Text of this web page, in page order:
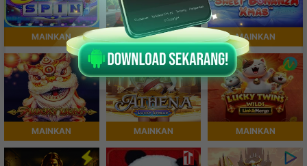
MAINKAN MAINKAN MAINKAN
MAINKAN MAINKAN MAINKAN